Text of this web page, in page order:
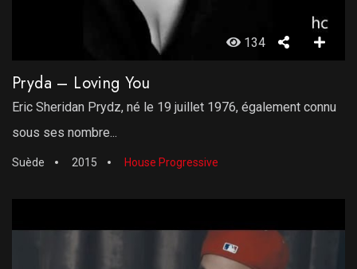
134
Pryda – Loving You
Eric Sheridan Prydz, né le 19 juillet 1976, également connu
sous ses nombre...
Suède 2015 House Progressive